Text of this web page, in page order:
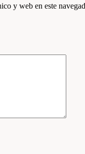
y web en este